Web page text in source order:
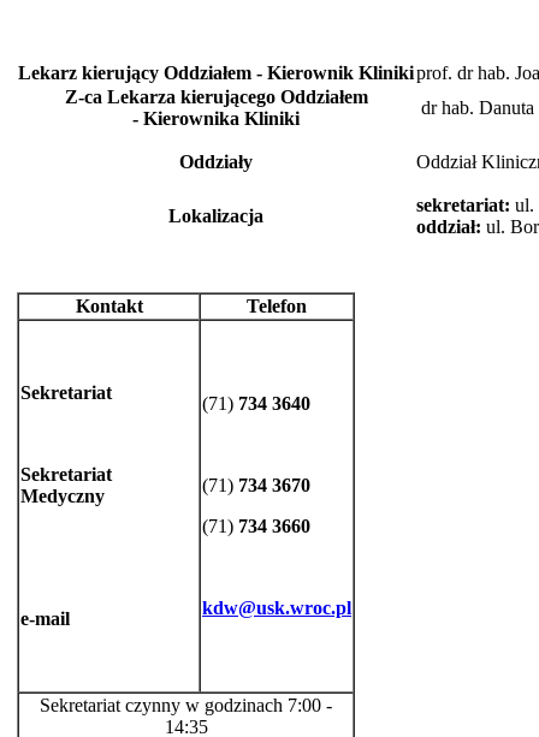
Lekarz kierujący Oddziałem - Kierownik Klinikiprof. dr hab.
Z-ca Lekarza kierującego Oddziałem
- Kierownika Kliniki
dr hab.
Oddziały Oddział
Lokalizacja
sekretariat: ul.
oddział: ul.
Kontakt Telefon
Sekretariat
Sekretariat
Medyczny
e-mail
(71) 734 3640
(71) 734 3670
(71) 734 3660
kdw@usk.wroc.pl
Sekretariat czynny w godzinach 7:00 -
14:35